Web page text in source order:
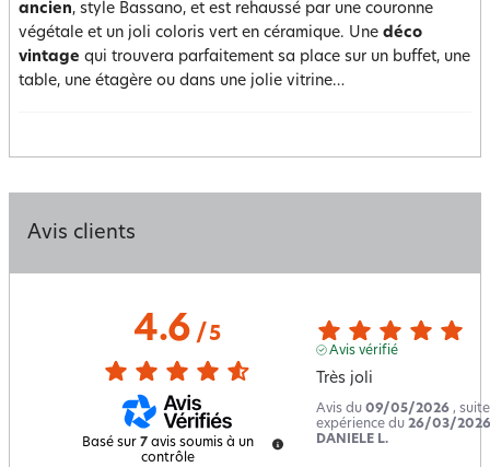
ancien, style Bassano, et est rehaussé par une couronne
végétale et un joli coloris vert en céramique. Une déco
vintage qui trouvera parfaitement sa place sur un buffet, une
table, une étagère ou dans une jolie vitrine…
Avis clients
4.6/ 5
Basé sur 7 avis soumis à un
contrôle
Avis vérifié
Très joli
Avis du 09/05/2026 ,
expérience du 26/03/2026
DANIELE L.